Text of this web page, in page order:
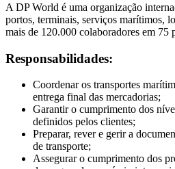
A DP World é uma organização
portos, terminais, serviços marítimos,
mais de 120.000 colaboradores em 75
Responsabilidades:
Coordenar os transportes
entrega final das mercadorias;
Garantir o cumprimento dos
definidos pelos clientes;
Preparar, rever e gerir a
de transporte;
Assegurar o cumprimento dos